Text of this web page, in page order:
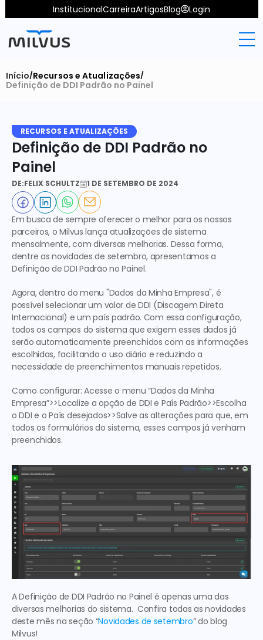
InstitucionalCarreiraArtigosBlog Login
Início/Recursos e Atualizações/
Definição de DDI Padrão no Painel
RECURSOS E ATUALIZAÇÕES
Definição de DDI Padrão no
Painel
DE:FELIX SCHULTZ 1 DE SETEMBRO DE 2024
Em busca de sempre oferecer o melhor para os nossos
parceiros, o Milvus lança atualizações de sistema
mensalmente, com diversas melhorias. Dessa forma,
dentre as novidades de setembro, apresentamos a
Definição de DDI Padrão no Painel.
Agora, dentro do menu "Dados da Minha Empresa", é
possível selecionar um valor de DDI (Discagem Direta
Internacional) e um país padrão. Com essa configuração,
todos os campos do sistema que exigem esses dados já
serão automaticamente preenchidos com as informações
escolhidas, facilitando o uso diário e reduzindo a
necessidade de preenchimentos manuais repetidos.
Como configurar: Acesse o menu “Dados da Minha
Empresa”>>Localize a opção de DDI e País Padrão>>Escolha
o DDI e o País desejados>>Salve as alterações para que, em
todos os formulários do sistema, esses campos já venham
preenchidos.
A Definição de DDI Padrão no Painel é apenas uma das
diversas melhorias do sistema.  Confira todas as novidades
deste mês na seção “Novidades de setembro” do blog
Milvus!